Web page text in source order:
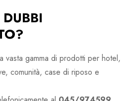
vasta gamma di prodotti per hotel,
comunità, case di riposo e